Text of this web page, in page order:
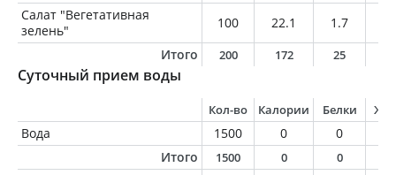
Салат "Вегетативная
зелень"
100 22.1 1.7
Итого
200 172 25
Суточный прием воды
Кол-во Калории Белки
Вода 1500 0 0
Итого
1500 0 0